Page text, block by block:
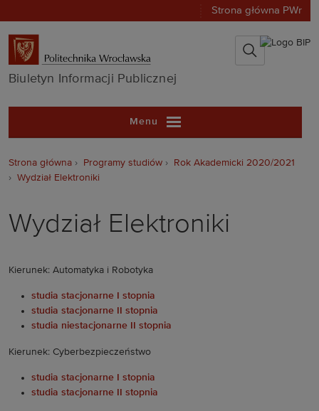
Strona główna PWr
Biuletyn
Biuletyn Informacji Publicznej
Menu
Strona główna Programy studiów
Rok Akademicki 2020/2021
Wydział Elektroniki
Wydział Elektroniki
Kierunek: Automatyka i Robotyka
studia stacjonarne I stopnia
studia stacjonarne II stopnia
studia niestacjonarne II stopnia
Kierunek: Cyberbezpieczeństwo
studia stacjonarne I stopnia
studia stacjonarne II stopnia